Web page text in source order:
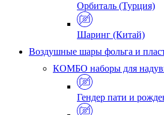
Орбиталь (Турция)
Шаринг (Китай)
Воздушные шары фольга и
КОМБО наборы для
Гендер пати и